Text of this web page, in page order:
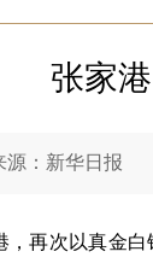
张家
：新华日报 发
，再次以真金